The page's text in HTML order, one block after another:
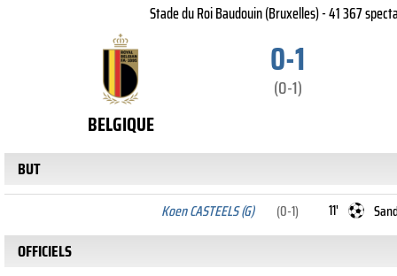
Stade du Roi Baudouin (Bruxelles) - 41 367
0-1
(0-1)
BELGIQUE
BUT
Koen CASTEELS (G) (0-1) 11'
OFFICIELS